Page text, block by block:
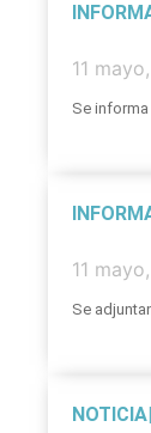
11
Se
11
Se